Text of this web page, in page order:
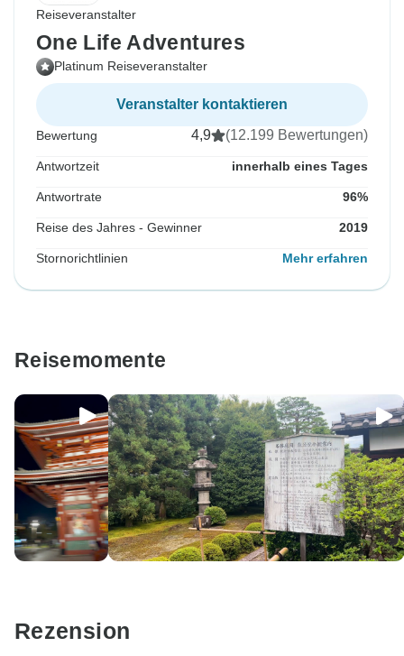
Reiseveranstalter
One Life Adventures
Platinum Reiseveranstalter
Veranstalter kontaktieren
Bewertung 4,9 (12.199 Bewertungen)
Antwortzeit innerhalb eines Tages
Antwortrate 96%
Reise des Jahres - Gewinner 2019
Stornorichtlinien Mehr erfahren
Reisemomente
Rezension